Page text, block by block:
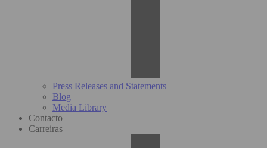
Press Releases and Statements
Blog
Media Library
Contacto
Carreiras